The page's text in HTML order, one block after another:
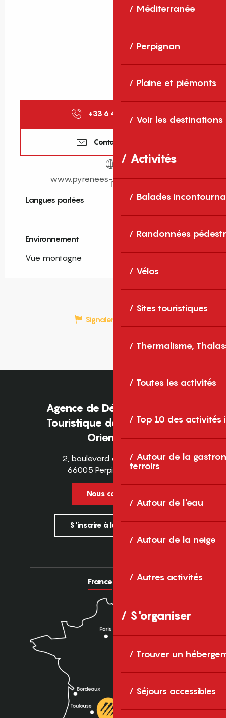
Méditerranée
Perpignan
Plaine et piémonts
Voir les destinations
Activités
Balades
Randonnées
Vélos
Sites touristiques
Thermalisme,
Toutes les activités
Top 10 des activités
Autour de la
terroirs
Autour de l'eau
Autour de la neige
Autres activités
S'organiser
Trouver un
Séjours accessibles
+33 6 45 65 75
Contactez-nous
www.pyrenees-mon-amour.com
Langues parlées
Langues parlées
Environnement
Environnement
Vue montagne
Signaler une erreur
Agence de Développement
Touristique des Pyrénées-
Orientales
2, boulevard des Pyrénées
66005 Perpignan Cedex
Nous contacter
S'inscrire à la newsletter
France Europe